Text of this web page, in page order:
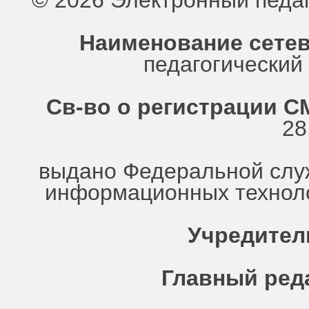
Наименование
Св-во о регистрации
выдано Федеральной
информационных
Главный